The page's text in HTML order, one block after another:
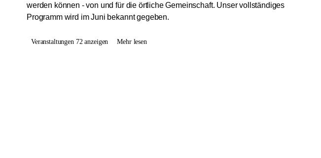
werden können - von und für die örtliche Gemeinschaft. Unser vollständiges
Programm wird im Juni bekannt gegeben.
Veranstaltungen 72 anzeigen Mehr lesen